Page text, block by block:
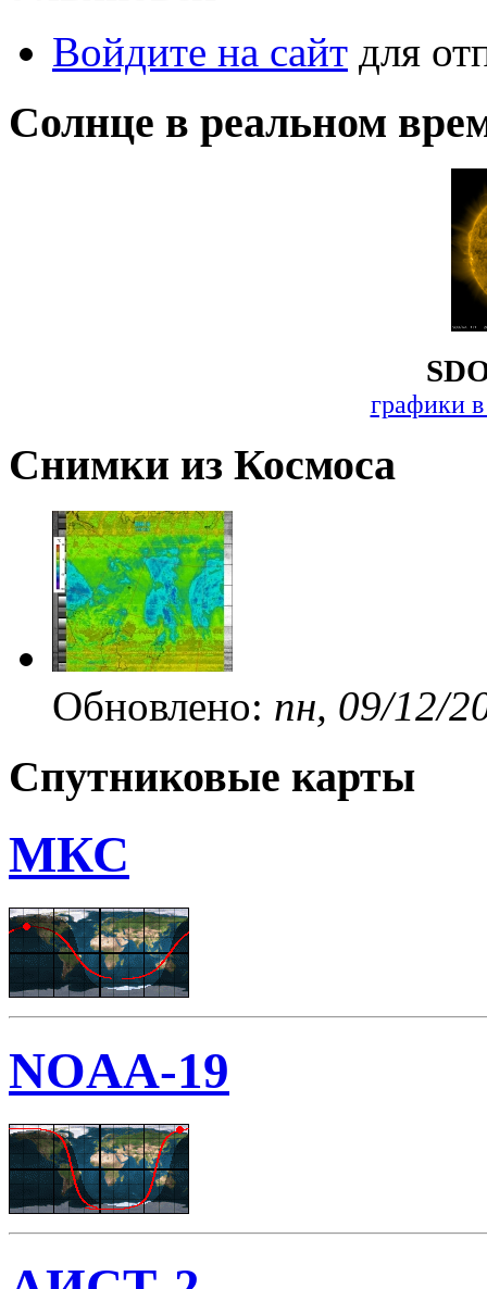
Войдите на сайт для
Солнце в реальном
графики
Снимки из Космоса
Обновлено: пн, 09/12/
Спутниковые карты
МКС
NOAA-19